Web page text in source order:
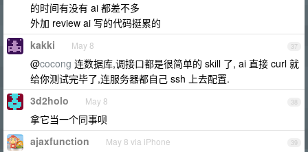
的时间有没有 ai 都差不多
外加 review ai 写的代码挺累的
37
kakki May 8
@cocong 连数据库,调接口都是很简单的 skill 了, ai 直接 curl 就
给你测试完毕了,连服务器都自己 ssh 上去配置.
38
3d2holo May 8
拿它当一个同事呗
39
ajaxfunction May 8 via iPhone